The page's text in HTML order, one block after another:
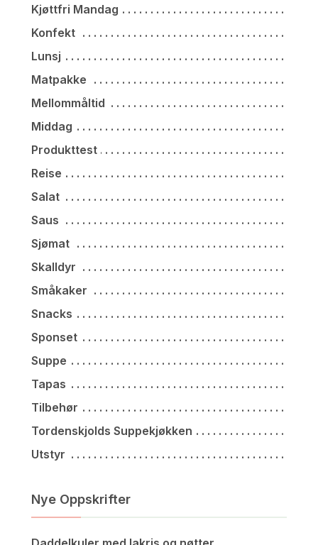
Kjøttfri Mandag
Konfekt
Lunsj
Matpakke
Mellommåltid
Middag
Produkttest
Reise
Salat
Saus
Sjømat
Skalldyr
Småkaker
Snacks
Sponset
Suppe
Tapas
Tilbehør
Tordenskjolds Suppekjøkken
Utstyr
Nye Oppskrifter